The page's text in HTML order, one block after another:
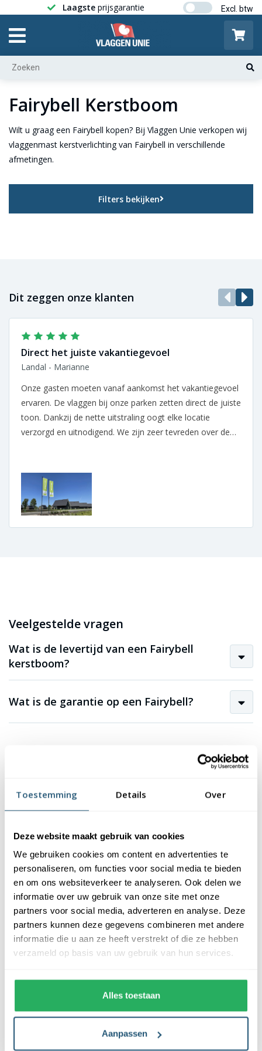
Toestemming Details Over
Deze website maakt gebruik van cookies
We gebruiken cookies om content en advertenties te
personaliseren, om functies voor social media te bieden
en om ons websiteverkeer te analyseren. Ook delen we
informatie over uw gebruik van onze site met onze
partners voor social media, adverteren en analyse. Deze
partners kunnen deze gegevens combineren met andere
informatie die u aan ze heeft verstrekt of die ze hebben
verzameld op basis van uw gebruik van hun services.
Alles toestaan
Aanpassen
Laagste prijsgarantie Gratis
Fairybell Kerstboom
Wilt u graag een Fairybell kopen? Bij Vlaggen Unie verkopen wij
vlaggenmast kerstverlichting van Fairybell in verschillende
afmetingen.
Filters bekijken
Dit zeggen onze klanten
Direct het juiste vakantiegevoel
Landal - Marianne
Onze gasten moeten vanaf aankomst het vakantiegevoel
ervaren. De vlaggen bij onze parken zetten direct de juiste
toon. Dankzij de nette uitstraling oogt elke locatie
verzorgd en uitnodigend. We zijn zeer tevreden over de
Veelgestelde vragen
Wat is de levertijd van een Fairybell
kerstboom?
Wat is de garantie op een Fairybell?
Vlaggenmast kerstverlichting van
Fairybell
De vlaggenmast kerstverlichting van Fairybell is specifiek
ontworpen voor vlaggenmasten. Een Fairybell bestaat uit
lichtstrengen met honderd tot duizenden energiezuinige LED
lampjes. Het aantal lampjes is afhankelijk van het model. Met
een Fairybell kun jij de vlaggenmast omtoveren tot een
prachtige kerstboom. Maar wat maakt de Fairybell
kerstverlichting uniek?
Historie van Fairybell led Kerstbomen
Fairybell is misschien wel de meest bekende aanbieder van
vlaggenmast kerstbomen. Zij waren één van de eerste
aanbieders van de buiten kerstboom. Energiezuinige
ledverlichting die je in een vlaggenmast kan hijsen, zodat er een
kerstboomvorm ontstaat. Daarnaast bieden zij modellen